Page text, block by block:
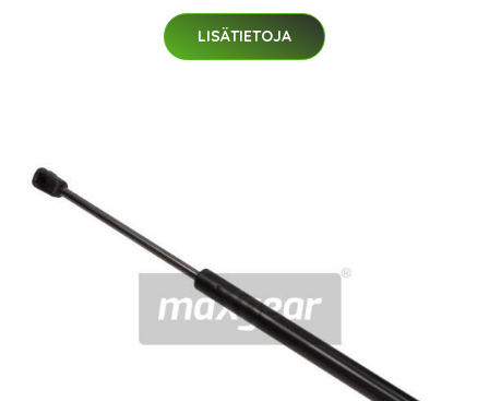
LISÄTIETOJA